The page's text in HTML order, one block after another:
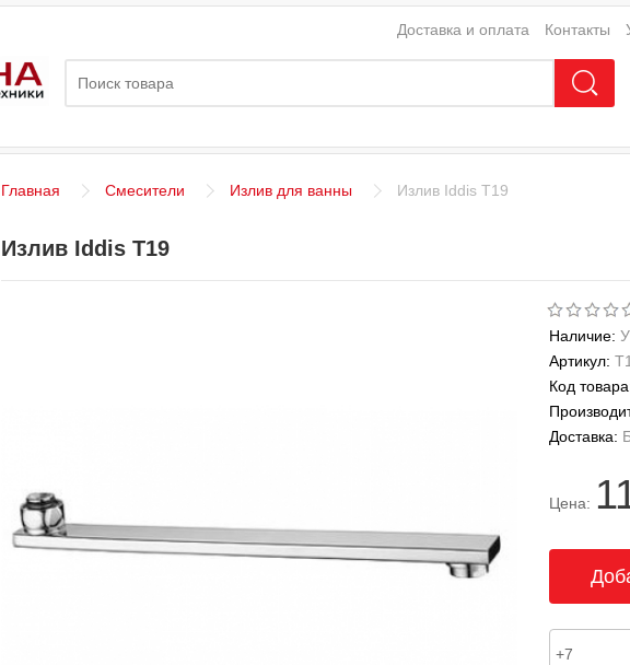
Доставка и оплата Контакты
Главная Смесители Излив для ванны Излив Iddis Т19
Излив Iddis Т19
Наличие:
Артикул:
Код
Доставка:
Цена: